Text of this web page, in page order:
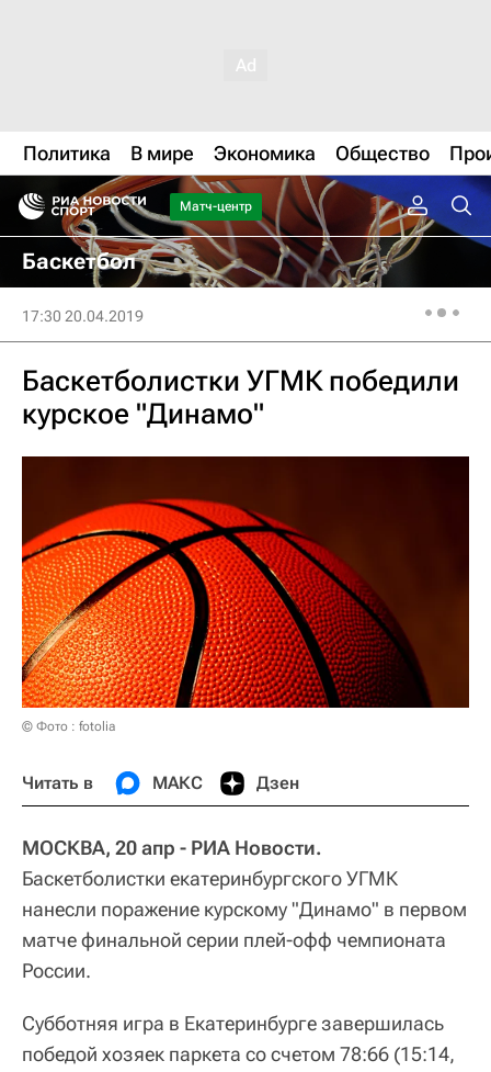
Политика В мире Экономика Общество
Матч-центр
Баскетбол
17:30 20.04.2019
Баскетболистки УГМК победили
курское "Динамо"
© Фото : fotolia
Читать в МАКС Дзен
МОСКВА, 20 апр - РИА Новости.
Баскетболистки екатеринбургского УГМК
нанесли поражение курскому "Динамо" в первом
матче финальной серии плей-офф чемпионата
России.
Субботняя игра в Екатеринбурге завершилась
победой хозяек паркета со счетом 78:66 (15:14,